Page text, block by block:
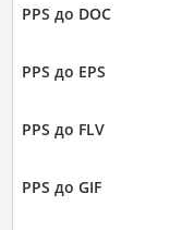
PPS до DOC
PPS до EPS
PPS до FLV
PPS до GIF